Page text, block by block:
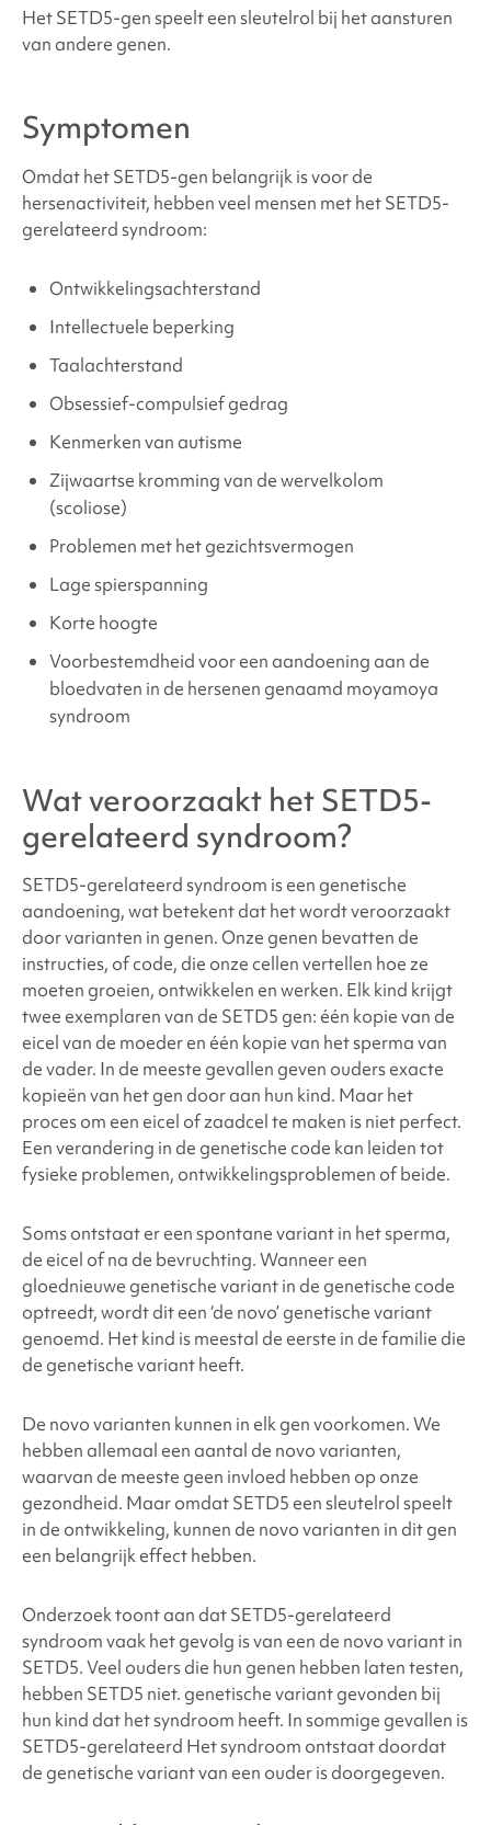
Bronnen en referenties
HetSETD5-genspeelt een sleutelrol bij het aansturen
van andere genen.
Symptomen
Omdat het SETD5-gen belangrijk is voor de
hersenactiviteit, hebben veel mensen met hetSETD5-
gerelateerd syndroom:
Ontwikkelingsachterstand
Intellectuele beperking
Taalachterstand
Obsessief-compulsief gedrag
Kenmerken van autisme
Zijwaartse kromming van de wervelkolom
(scoliose)
Problemen met het gezichtsvermogen
Lage spierspanning
Korte hoogte
Voorbestemdheid voor een aandoening aan de
bloedvaten in de hersenen genaamd moyamoya
syndroom
Wat veroorzaakt het SETD5-
gerelateerd syndroom?
SETD5-gerelateerd syndroom is een genetische
aandoening, wat betekent dat het wordt veroorzaakt
door varianten in genen. Onze genen bevatten de
instructies, of code, die onze cellen vertellen hoe ze
moeten groeien, ontwikkelen en werken. Elk kind krijgt
twee exemplaren van de SETD5 gen: één kopie van de
eicel van de moeder en één kopie van het sperma van
de vader. In de meeste gevallen geven ouders exacte
kopieën van het gen door aan hun kind. Maar het
proces om een eicel of zaadcel te maken is niet perfect.
Een verandering in de genetische code kan leiden tot
fysieke problemen, ontwikkelingsproblemen of beide.
Soms ontstaat er een spontane variant in het sperma,
de eicel of na de bevruchting. Wanneer een
gloednieuwe genetische variant in de genetische code
optreedt, wordt dit een ‘de novo’ genetische variant
genoemd. Het kind is meestal de eerste in de familie die
de genetische variant heeft.
De novo varianten kunnen in elk gen voorkomen. We
hebben allemaal een aantal de novo varianten,
waarvan de meeste geen invloed hebben op onze
gezondheid. Maar omdat SETD5een sleutelrol speelt
in de ontwikkeling, kunnen de novo varianten in dit gen
een belangrijk effect hebben.
Onderzoek toont aan dat SETD5-gerelateerd
syndroom vaak het gevolg is van een de novo variant in
SETD5. Veel ouders die hun genen hebben laten testen,
hebben SETD5 niet. genetische variant gevonden bij
hun kind dat het syndroom heeft. In sommige gevallen is
SETD5-gerelateerd Het syndroom ontstaat doordat
de genetische variant van een ouder is doorgegeven.